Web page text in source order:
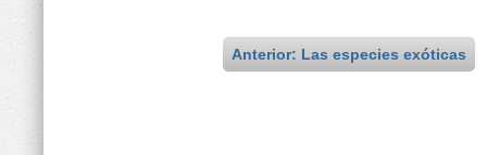
Anterior: Las especies exóticas